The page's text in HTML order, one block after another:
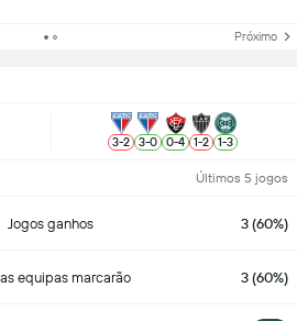
Próximo
3-2 3-0 0-4 1-2 1-3
Últimos 5 jogos
Jogos ganhos 3 (60%)
equipas marcarão 3 (60%)